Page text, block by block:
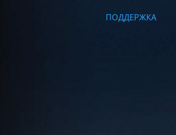
ПОДДЕРЖКА